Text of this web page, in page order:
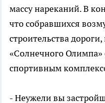
массу нареканий. В
что собравшихся
строительства
«Солнечного
спортивным
- Неужели вы